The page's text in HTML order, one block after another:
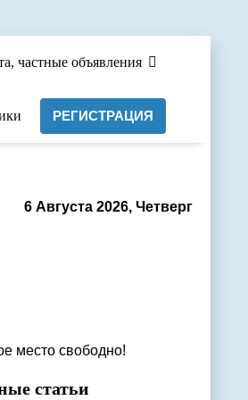
частные объявления
РЕГИСТРАЦИЯ
6 Августа 2026, Четверг
статьи